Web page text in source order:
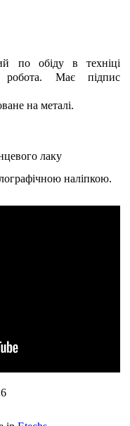
по обіду в техніці
робота. Має підпис
на металі.
лаку
наліпкою.